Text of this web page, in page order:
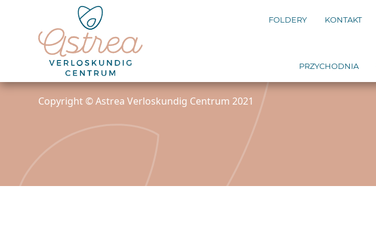
FOLDERY KONTAKT
PRZYCHODNIA
Copyright © Astrea Verloskundig Centrum 2021